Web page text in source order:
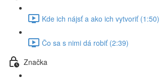
Kde ich nájsť a ako ich vytvoriť (1:50)
Čo sa s nimi dá robiť (2:39)
Značka